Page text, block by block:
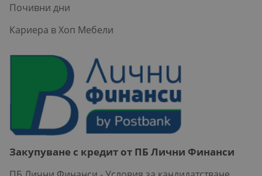
Почивни дни
Кариера в Хоп Мебели
Закупуване с кредит от ПБ Лични Финанси